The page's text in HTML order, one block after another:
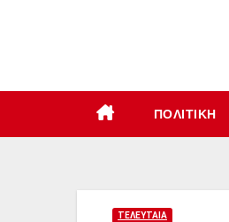
ΠΟΛΙΤΙΚΉ
ΤΕΛΕΥΤΑΊΑ